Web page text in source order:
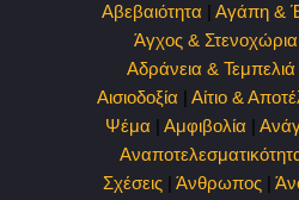
Αβεβαιότητα | Αγάπη &
Άγχος & Στενοχώρια
Αδράνεια & Τεμπελιά
Αισιοδοξία | Αίτιο &
Ψέμα | Αμφιβολία |
Σχέσεις| Άνθρωπος|